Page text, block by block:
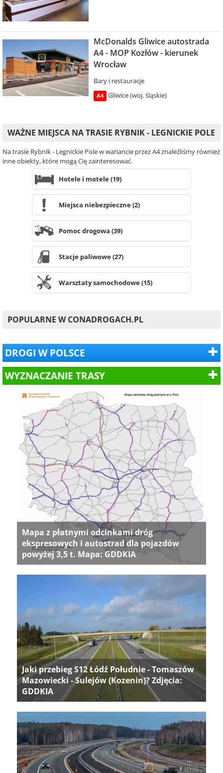
McDonalds Gliwice autostrada
A4 - MOP Kozłów - kierunek
Wrocław
Bary i restauracje
A4 Gliwice (woj. śląskie)
WAŻNE MIEJSCA NA TRASIE RYBNIK - LEGNICKIE POLE
Na trasie Rybnik - Legnickie Pole w wariancie przez A4 znaleźliśmy również
inne obiekty, które mogą Cię zainteresować.
Hotele i motele (19)
Miejsca niebezpieczne (2)
Pomoc drogowa (39)
Stacje paliwowe (27)
Warsztaty samochodowe (15)
POPULARNE W CONADROGACH.PL
DROGI W POLSCE
WYZNACZANIE TRASY
Mapa z płatnymi odcinkami dróg
ekspresowych i autostrad dla pojazdów
powyżej 3,5 t. Mapa: GDDKIA
Jaki przebieg S12 Łódź Południe - Tomaszów
Mazowiecki - Sulejów (Kozenin)? Zdjęcia:
GDDKIA